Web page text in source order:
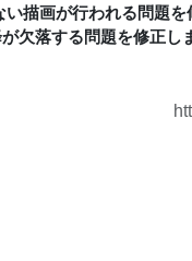
描画が行われる問題
欠落する問題を修正し